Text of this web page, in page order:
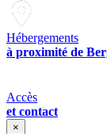
Hébergements
à proximité de
Accès
et contact
×